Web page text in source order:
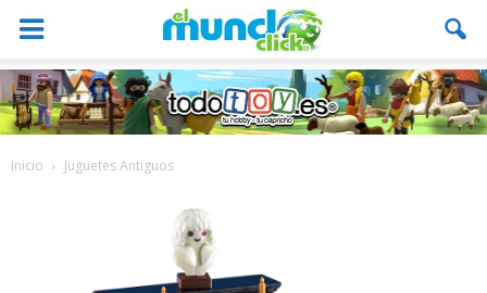
Inicio Juguetes Antiguos